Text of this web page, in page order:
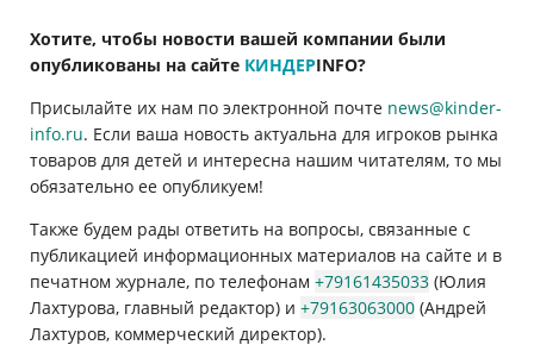
Хотите, чтобы новости вашей компании были
опубликованы на сайте КИНДЕРINFO?
Присылайте их нам по электронной почте news@kinder-
info.ru. Если ваша новость актуальна для игроков рынка
товаров для детей и интересна нашим читателям, то мы
обязательно ее опубликуем!
Также будем рады ответить на вопросы, связанные с
публикацией информационных материалов на сайте и в
печатном журнале, по телефонам +79161435033 (Юлия
Лахтурова, главный редактор) и +79163063000 (Андрей
Лахтуров, коммерческий директор).